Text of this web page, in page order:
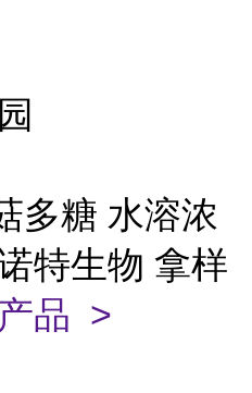
多糖 水溶浓
特生物 拿样
品 >